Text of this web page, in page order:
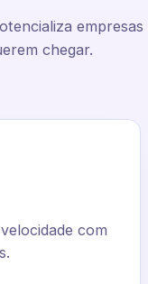
empresas
chegar.
com